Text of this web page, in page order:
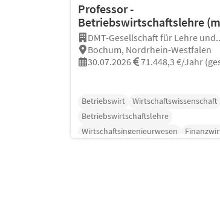
Professor -
Betriebswirtschaftslehre
DMT-Gesellschaft für Lehre
Bochum, Nordrhein-Westfalen
30.07.2026
71.448,3 €/Jahr
Betriebswirt
Wirtschaftswissenschaft
Betriebswirtschaftslehre
Wirtschaftsingenieurwesen